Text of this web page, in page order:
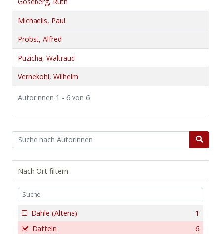
Goseberg, Ruth
Michaelis, Paul
Probst, Alfred
Puzicha, Waltraud
Vernekohl, Wilhelm
AutorInnen 1 - 6 von 6
Nach Ort filtern
1
Dahle (Altena)
6
Datteln